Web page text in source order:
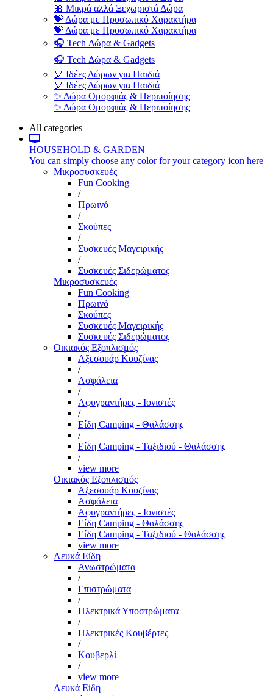
🎀 Μικρά αλλά Ξεχωριστά Δώρα
💝 Δώρα με Προσωπικό Χαρακτήρα
💝 Δώρα με Προσωπικό Χαρακτήρα
🎧 Tech Δώρα & Gadgets
🎧 Tech Δώρα & Gadgets
🎈 Ιδέες Δώρων για Παιδιά
🎈 Ιδέες Δώρων για Παιδιά
✨ Δώρα Ομορφιάς & Περιποίησης
✨ Δώρα Ομορφιάς & Περιποίησης
All categories
HOUSEHOLD & GARDEN
You can simply choose any color for your category icon here
Μικροσυσκευές
Fun Cooking
/
Πρωινό
/
Σκούπες
/
Συσκευές Μαγειρικής
/
Συσκευές Σιδερώματος
Μικροσυσκευές
Fun Cooking
Πρωινό
Σκούπες
Συσκευές Μαγειρικής
Συσκευές Σιδερώματος
Οικιακός Εξοπλισμός
Αξεσουάρ Κουζίνας
/
Ασφάλεια
/
Αφυγραντήρες - Ιονιστές
/
Είδη Camping - Θαλάσσης
/
Είδη Camping - Ταξιδιού - Θαλάσσης
/
view more
Οικιακός Εξοπλισμός
Αξεσουάρ Κουζίνας
Ασφάλεια
Αφυγραντήρες - Ιονιστές
Είδη Camping - Θαλάσσης
Είδη Camping - Ταξιδιού - Θαλάσσης
view more
Λευκά Είδη
Ανωστρώματα
/
Επιστρώματα
/
Ηλεκτρικά Υποστρώματα
/
Ηλεκτρικές Κουβέρτες
/
Κουβερλί
/
view more
Λευκά Είδη